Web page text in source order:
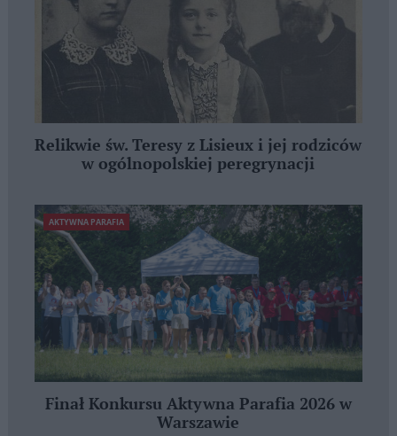
Relikwie św. Teresy z Lisieux i jej rodziców
w ogólnopolskiej peregrynacji
AKTYWNA PARAFIA
Finał Konkursu Aktywna Parafia 2026 w
Warszawie